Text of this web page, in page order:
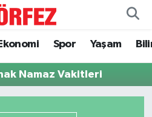
Ekonomi Spor Yaşam
Namaz Vakitleri